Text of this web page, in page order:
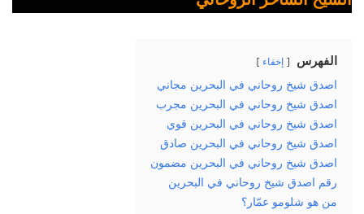
الفهرس إخفاء
اصدق شيخ روحاني في البحرين مجاني
اصدق شيخ روحاني في البحرين مجرب
اصدق شيخ روحاني في البحرين قوي
اصدق شيخ روحاني في البحرين صادق
اصدق شيخ روحاني في البحرين مضمون
رقم اصدق شيخ روحاني في البحرين
من هو شلومو عمّار؟